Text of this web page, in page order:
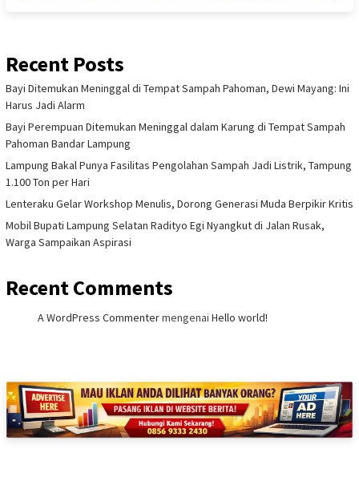
Recent Posts
Bayi Ditemukan Meninggal di Tempat Sampah Pahoman, Dewi Mayang: Ini
Harus Jadi Alarm
Bayi Perempuan Ditemukan Meninggal dalam Karung di Tempat Sampah
Pahoman Bandar Lampung
Lampung Bakal Punya Fasilitas Pengolahan Sampah Jadi Listrik, Tampung
1.100 Ton per Hari
Lenteraku Gelar Workshop Menulis, Dorong Generasi Muda Berpikir Kritis
Mobil Bupati Lampung Selatan Radityo Egi Nyangkut di Jalan Rusak,
Warga Sampaikan Aspirasi
Recent Comments
A WordPress Commentermengenai Hello world!